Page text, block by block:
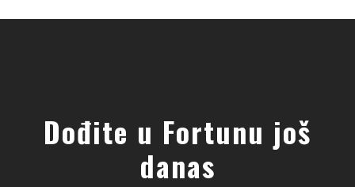
Dođite u Fortunu još
danas